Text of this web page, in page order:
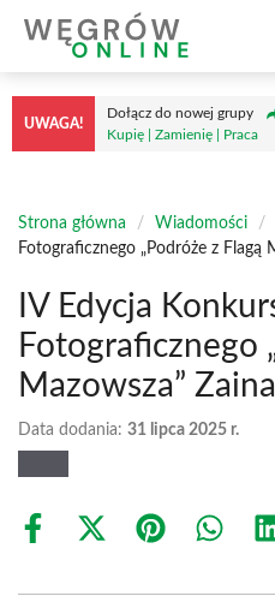
treści
UWAGA!
Dołącz do nowej grupy
Kupię | Zamienię | Praca
Strona główna / Wiadomości /
Fotograficznego „Podróże z Flagą
IV Edycja
Fotograficznego
Mazowsza”
Data dodania: 31 lipca 2025 r.
Share
Share
(Twitter)
Share Share